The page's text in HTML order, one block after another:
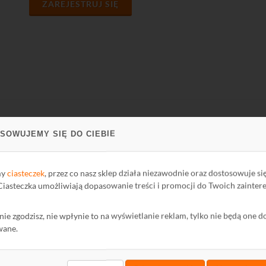
SIĘ DO CIEBIE
ciasteczek , przez co nasz sklep działa niezawodnie oraz dostosowuje
umożliwiają dopasowanie treści i promocji do Twoich
nie zgodzisz, nie wpłynie to na wyświetlanie reklam, tylko nie będą one
ZAREJESTRUJ SIĘ
Informatora
Kontakt
Ochrona środowiska